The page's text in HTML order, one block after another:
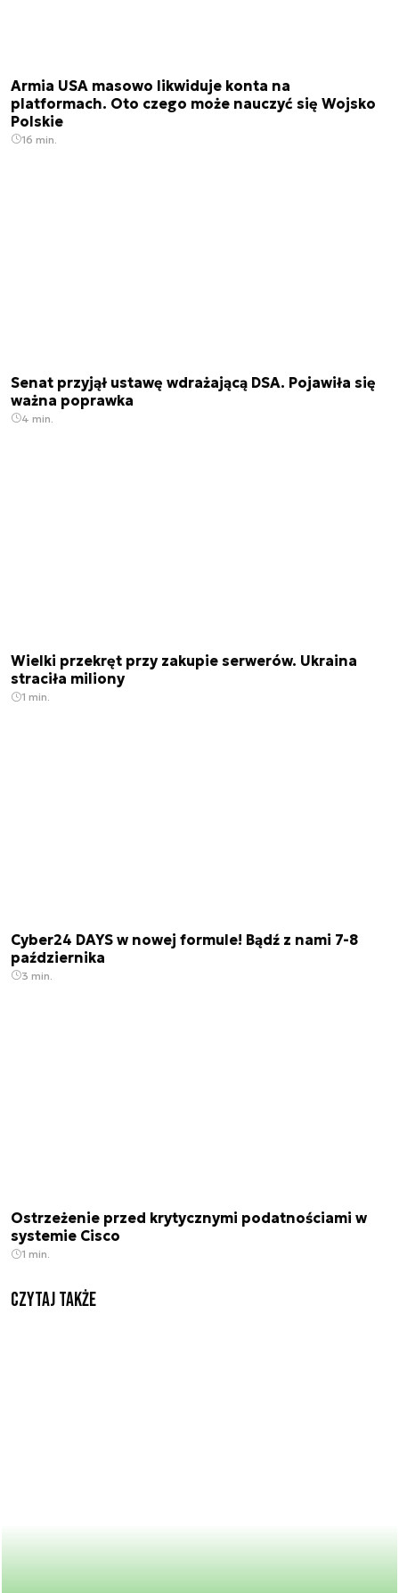
Armia USA masowo likwiduje konta na
platformach. Oto czego może nauczyć się Wojsko
Polskie
16 min.
Senat przyjął ustawę wdrażającą DSA. Pojawiła się
ważna poprawka
4 min.
Wielki przekręt przy zakupie serwerów. Ukraina
straciła miliony
1 min.
Cyber24 DAYS w nowej formule! Bądź z nami 7-8
października
3 min.
Ostrzeżenie przed krytycznymi podatnościami w
systemie Cisco
1 min.
Czytaj także